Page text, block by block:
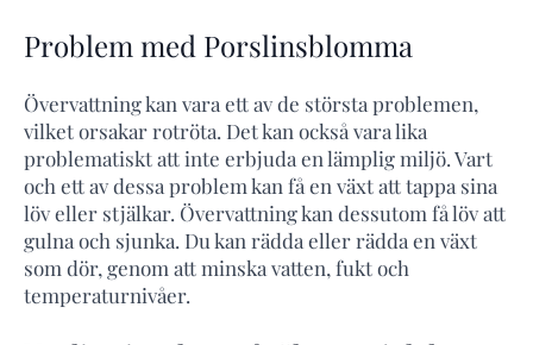
Problem med Porslinsblomma
Övervattning kan vara ett av de största problemen,
vilket orsakar rotröta. Det kan också vara lika
problematiskt att inte erbjuda en lämplig miljö. Vart
och ett av dessa problem kan få en växt att tappa sina
löv eller stjälkar. Övervattning kan dessutom få löv att
gulna och sjunka. Du kan rädda eller rädda en växt
som dör, genom att minska vatten, fukt och
temperaturnivåer.